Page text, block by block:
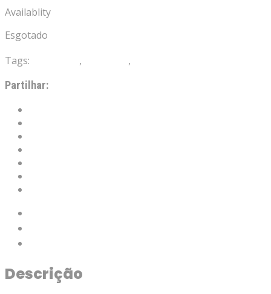
Availablity
Esgotado
Tags:
, ,
Partilhar:
Descrição